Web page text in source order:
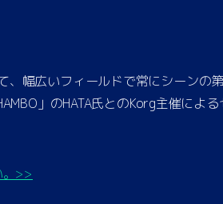
、幅広いフィールドで常にシーンの
」のHATA氏とのKorg主催に
。>>